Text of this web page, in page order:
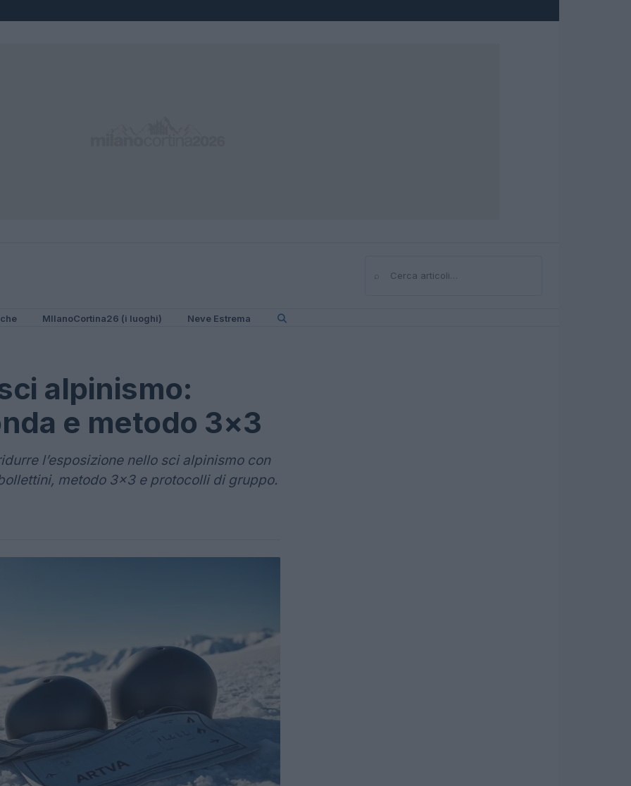
⌕Cerca
MIlanoCortina26 (i luoghi) Neve Estrema
alpinismo:
e metodo 3×3
l’esposizione nello sci alpinismo con
metodo 3x3 e protocolli di gruppo.